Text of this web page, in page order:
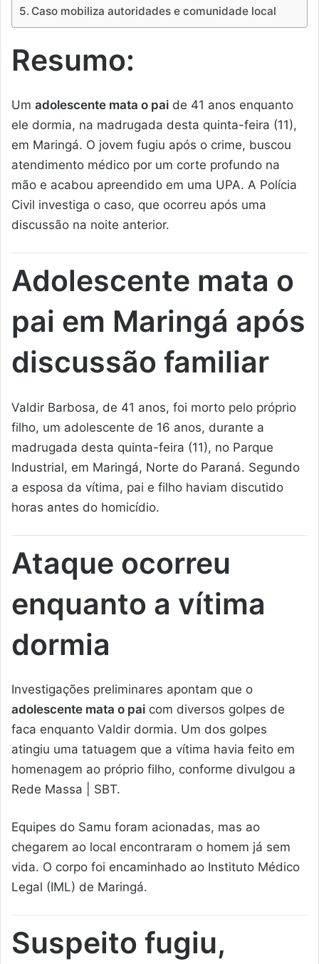
Caso mobiliza autoridades e comunidade local
Resumo:
Um adolescente mata o pai de 41 anos enquanto
ele dormia, na madrugada desta quinta-feira (11),
em Maringá. O jovem fugiu após o crime, buscou
atendimento médico por um corte profundo na
mão e acabou apreendido em uma UPA. A Polícia
Civil investiga o caso, que ocorreu após uma
discussão na noite anterior.
Adolescente mata o
pai em Maringá após
discussão familiar
Valdir Barbosa, de 41 anos, foi morto pelo próprio
filho, um adolescente de 16 anos, durante a
madrugada desta quinta-feira (11), no Parque
Industrial, em Maringá, Norte do Paraná. Segundo
a esposa da vítima, pai e filho haviam discutido
horas antes do homicídio.
Ataque ocorreu
enquanto a vítima
dormia
Investigações preliminares apontam que o
adolescente mata o pai com diversos golpes de
faca enquanto Valdir dormia. Um dos golpes
atingiu uma tatuagem que a vítima havia feito em
homenagem ao próprio filho, conforme divulgou a
Rede Massa | SBT.
Equipes do Samu foram acionadas, mas ao
chegarem ao local encontraram o homem já sem
vida. O corpo foi encaminhado ao Instituto Médico
Legal (IML) de Maringá.
Suspeito fugiu,